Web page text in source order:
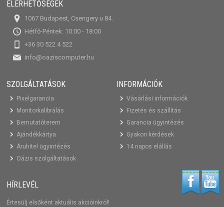
ELÉRHETŐSÉGEK
1067 Budapest, Csengery u 84.
Hétfő-Péntek: 10:00 - 18:00
+36 30 522 4 522
info@oaziscomputer.hu
SZOLGÁLTATÁSOK
Pixelgarancia
Monitorkalibrálás
Bemutatóterem
Ajándékkártya
Áruhitel ügyintézés
Oázis szolgáltatások
INFORMÁCIÓK
Vásárlási információk
Fizetés és szállítás
Garancia ügyintézés
Gyakori kérdések
14 napos elállás
HÍRLEVÉL
Értesülj elsőként aktuális akcióinkról!